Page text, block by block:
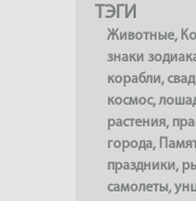
ТЭГИ
Животные,
знаки
корабли,
космос,
растения,
города,
праздники,
самолеты,